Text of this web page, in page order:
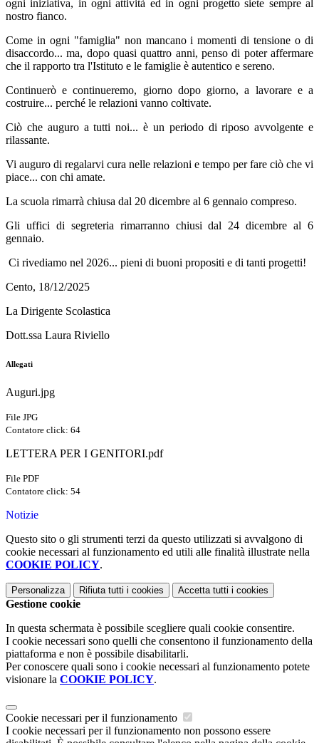
ogni iniziativa, in ogni attività ed in ogni progetto siete sempre al
nostro fianco.
Come in ogni "famiglia" non mancano i momenti di tensione o di
disaccordo... ma, dopo quasi quattro anni, penso di poter affermare
che il rapporto tra l'Istituto e le famiglie è autentico e sereno.
Continuerò e continueremo, giorno dopo giorno, a lavorare e a
costruire... perché le relazioni vanno coltivate.
Ciò che auguro a tutti noi... è un periodo di riposo avvolgente e
rilassante.
Vi auguro di regalarvi cura nelle relazioni e tempo per fare ciò che vi
piace... con chi amate.
La scuola rimarrà chiusa dal 20 dicembre al 6 gennaio compreso.
Gli uffici di segreteria rimarranno chiusi dal 24 dicembre al 6
gennaio.
Ci rivediamo nel 2026... pieni di buoni propositi e di tanti progetti!
Cento, 18/12/2025
La Dirigente Scolastica
Dott.ssa Laura Riviello
Allegati
Auguri.jpg
File JPG
Contatore click: 64
LETTERA PER I GENITORI.pdf
File PDF
Contatore click: 54
Notizie
Questo sito o gli strumenti terzi da questo utilizzati si avvalgono di
cookie necessari al funzionamento ed utili alle finalità illustrate nella
COOKIE POLICY.
Personalizza Rifiuta tutti i cookies Accetta tutti i cookies
Gestione cookie
In questa schermata è possibile scegliere quali cookie consentire.
I cookie necessari sono quelli che consentono il funzionamento della
piattaforma e non è possibile disabilitarli.
Per conoscere quali sono i cookie necessari al funzionamento potete
visionare la COOKIE POLICY.
Cookie necessari per il funzionamento
I cookie necessari per il funzionamento non possono essere